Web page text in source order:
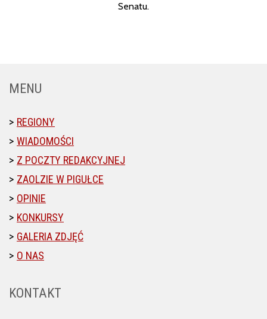
Senatu.
MENU
REGIONY
WIADOMOŚCI
Z POCZTY REDAKCYJNEJ
ZAOLZIE W PIGUŁCE
OPINIE
KONKURSY
GALERIA ZDJĘĆ
O NAS
KONTAKT